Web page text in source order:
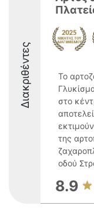
Διακριθέντες
Το
στο
της
οδού
8.9